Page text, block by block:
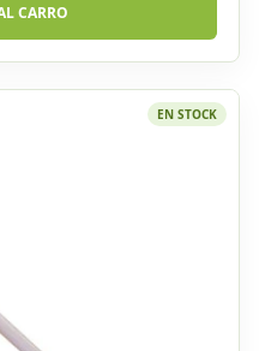
CARRO
EN STOCK